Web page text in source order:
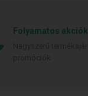
Folyamatos akciók